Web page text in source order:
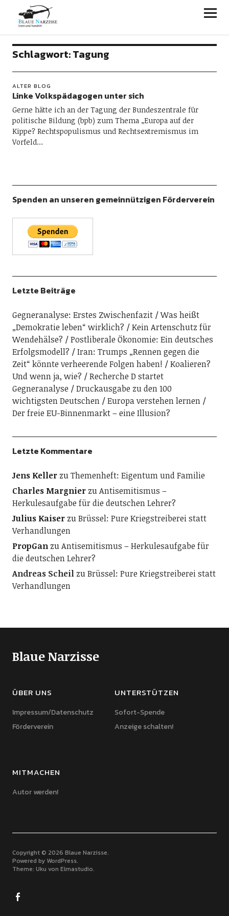
Blaue Narzisse
Schlagwort:Tagung
ALTER BLOG
Linke Volkspädagogen unter sich
Gerne hätte ich an der Tagung der Bundeszentrale für
politische Bildung (bpb) zum Thema „Europa auf der
Kippe? Rechtspopulismus und Rechtsextremismus im
Vorfeld…
Spenden an unseren gemeinnützigen Förderverein
Letzte Beiträge
Gegneranalyse: Erstes Zwischenfazit
Was heißt
„Demokratie leben“ wirklich?
Kein Artenschutz für
Wendehälse?
Postliberale Ökonomie: Ein deutsches
Erfolgsmodell?
Iran: Trumps „Rennen gegen die
Zeit“ könnte verheerende Folgen haben!
Koalieren?
Und wenn ja, wie?
Recherche D startet
Gegneranalyse
Druckausgabe zu den 100
wichtigsten Deutschen
Europa verstehen lernen
Der freie EU-Binnenmarkt – eine Illusion?
Letzte Kommentare
Jens KellerzuThemenheft: Eigentum und Familie
Charles MargnierzuAntisemitismus –
Herkulesaufgabe für die deutschen Lehrer?
Julius KaiserzuBrüssel: Pure Kriegstreiberei statt
Verhandlungen
PropGanzuAntisemitismus – Herkulesaufgabe für
die deutschen Lehrer?
Andreas ScheilzuBrüssel: Pure Kriegstreiberei statt
Verhandlungen
Blaue Narzisse
ÜBER UNS
Impressum/Datenschutz
Förderverein
UNTERSTÜTZEN
Sofort-Spende
Anzeige schalten!
MITMACHEN
Autor werden!
Copyright © 2026 Blaue Narzisse
Powered by WordPress
Theme: Uku von Elmastudio